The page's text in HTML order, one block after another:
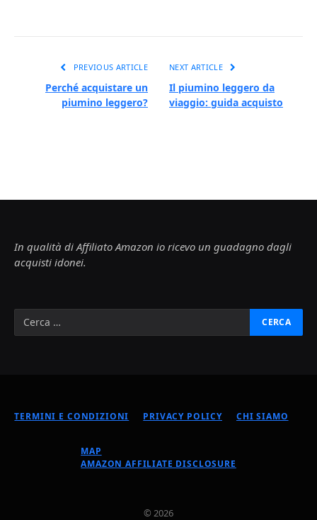
PREVIOUS ARTICLE
Perché acquistare un
piumino leggero?
NEXT ARTICLE
Il piumino leggero da
viaggio: guida acquisto
In qualità di Affiliato Amazon io ricevo un guadagno dagli
acquisti idonei.
TERMINI E CONDIZIONI PRIVACY POLICY CHI SIAMO
MAP
AMAZON AFFILIATE DISCLOSURE
© 2026